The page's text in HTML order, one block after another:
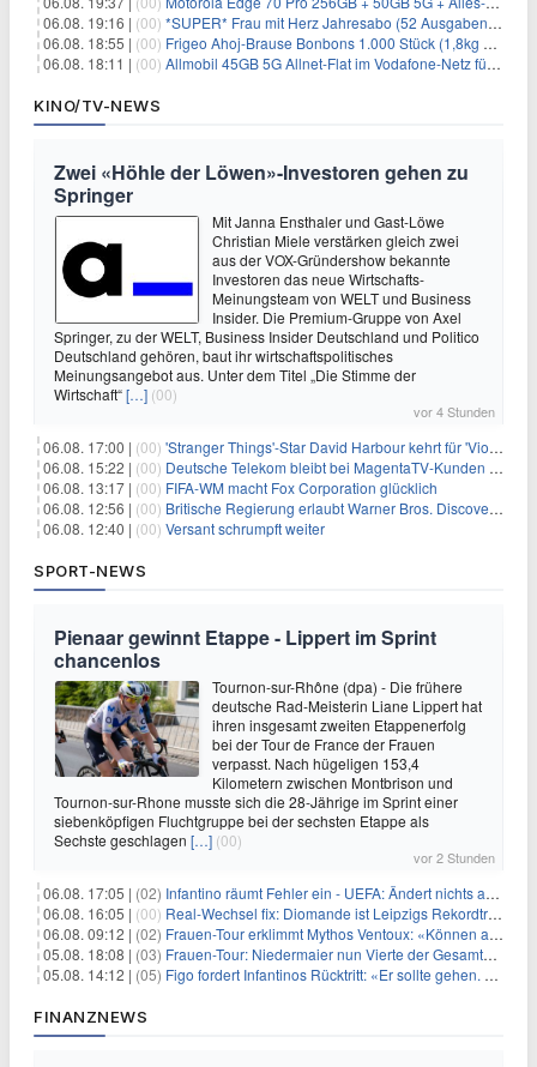
06.08. 19:16 | (00) *SUPER* Frau mit Herz Jahresabo (52 Ausgaben) für 161,40€ + bis zu 150€ Prämie
06.08. 18:55 | (00) Frigeo Ahoj-Brause Bonbons 1.000 Stück (1,8kg Eimer) für 6,29€
06.08. 18:11 | (00) Allmobil 45GB 5G Allnet-Flat im Vodafone-Netz für eff. 5,91€/Monat dank 50€ Wechselbonus + 0€ AG
KINO/TV-NEWS
Zwei «Höhle der Löwen»-Investoren gehen zu
Springer
Mit Janna Ensthaler und Gast-Löwe
Christian Miele verstärken gleich zwei
aus der VOX-Gründershow bekannte
Investoren das neue Wirtschafts-
Meinungsteam von WELT und Business
Insider. Die Premium-Gruppe von Axel
Springer, zu der WELT, Business Insider Deutschland und Politico
Deutschland gehören, baut ihr wirtschaftspolitisches
Meinungsangebot aus. Unter dem Titel „Die Stimme der
Wirtschaft“[…] (00)
vor 4 Stunden
06.08. 17:00 | (00) 'Stranger Things'-Star David Harbour kehrt für 'Violent Night 2' zurück – Kristen Bell stößt zur Besetzung
06.08. 15:22 | (00) Deutsche Telekom bleibt bei MagentaTV-Kunden vage
06.08. 13:17 | (00) FIFA-WM macht Fox Corporation glücklich
06.08. 12:56 | (00) Britische Regierung erlaubt Warner Bros. Discovery-Übernahme
06.08. 12:40 | (00) Versant schrumpft weiter
SPORT-NEWS
Pienaar gewinnt Etappe - Lippert im Sprint
chancenlos
Tournon-sur-Rhône (dpa) - Die frühere
deutsche Rad-Meisterin Liane Lippert hat
ihren insgesamt zweiten Etappenerfolg
bei der Tour de France der Frauen
verpasst. Nach hügeligen 153,4
Kilometern zwischen Montbrison und
Tournon-sur-Rhone musste sich die 28-Jährige im Sprint einer
siebenköpfigen Fluchtgruppe bei der sechsten Etappe als
Sechste geschlagen […] (00)
vor 2 Stunden
06.08. 17:05 | (02) Infantino räumt Fehler ein - UEFA: Ändert nichts an Boykott
06.08. 16:05 | (00) Real-Wechsel fix: Diomande ist Leipzigs Rekordtransfer
06.08. 09:12 | (02) Frauen-Tour erklimmt Mythos Ventoux: «Können alles schaffen»
05.08. 18:08 | (03) Frauen-Tour: Niedermaier nun Vierte der Gesamtwertung
05.08. 14:12 | (05) Figo fordert Infantinos Rücktritt: «Er sollte gehen. Jetzt»
FINANZNEWS